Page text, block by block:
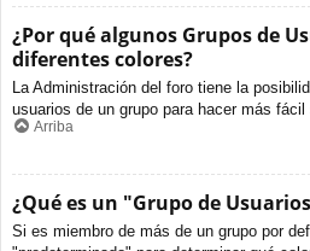
¿Por qué algunos Grupos de
diferentes colores?
La Administración del foro tiene la
usuarios de un grupo para hacer más
Arriba
¿Qué es un "Grupo de
Si es miembro de más de un grupo por